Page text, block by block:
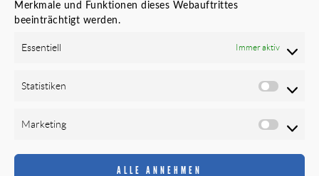
Merkmale und Funktionen dieses Webauftrittes
beeinträchtigt werden.
Essentiell Immer aktiv
Statistiken
Marketing
ALLE ANNEHMEN
Newsletter
FOLGEN SIE UNS